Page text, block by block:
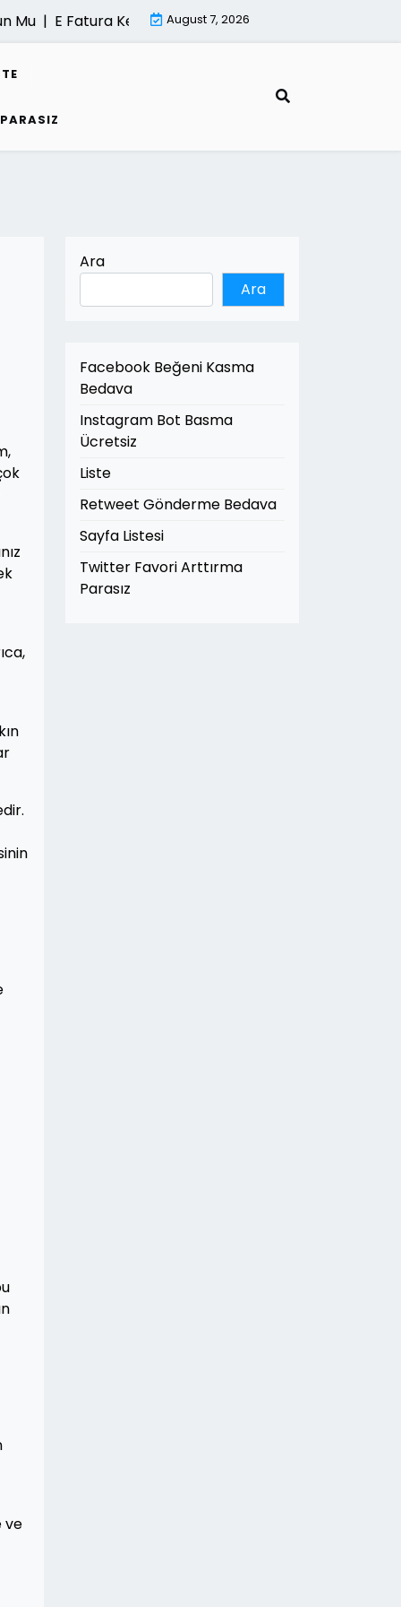
|E Fatura Kesme Sureci |Mimari Render Hizmeti
August 7, 2026
ve
Ara
Ara
Facebook Beğeni Kasma
Bedava
Instagram Bot Basma
Ücretsiz
Liste
Retweet Gönderme Bedava
Sayfa Listesi
Twitter Favori Arttırma
Parasız